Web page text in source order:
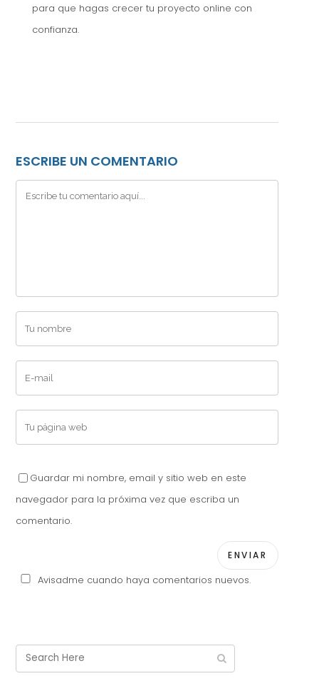
para que hagas crecer tu proyecto online con
confianza.
ESCRIBE UN COMENTARIO
Guardar mi nombre, email y sitio web en este
navegador para la próxima vez que escriba un
comentario.
Avisadme cuando haya comentarios nuevos.